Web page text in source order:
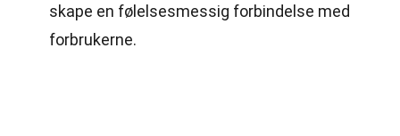
skape en følelsesmessig forbindelse med
forbrukerne.